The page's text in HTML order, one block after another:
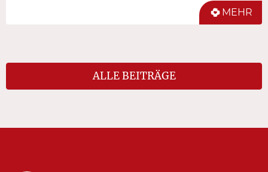
MEHR
ALLE BEITRÄGE